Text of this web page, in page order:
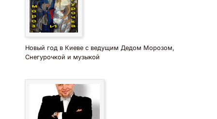
Новый год в Киеве с ведущим Дедом Морозом,
Снегурочкой и музыкой